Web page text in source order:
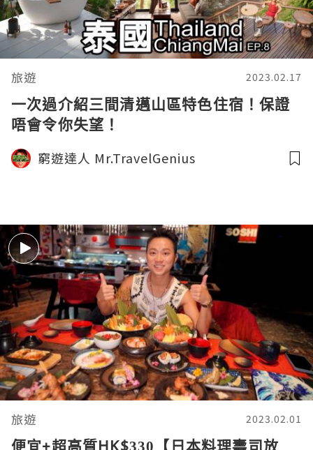
旅遊 2023.02.17
一次過介紹三間清邁山區特色住宿！保證
唔會令你失望！
窮遊達人 Mr.TravelGenius
旅遊 2023.02.01
便宜+超高質HK$330【日本料理壽司放